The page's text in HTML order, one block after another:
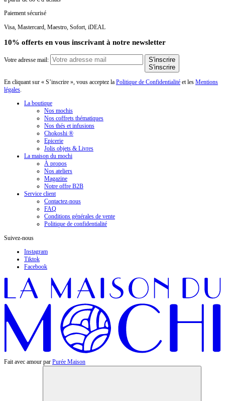
Paiement sécurisé
Visa, Mastercard, Maestro, Sofort, iDEAL
10% offerts en vous inscrivant à notre newsletter
Votre adresse mail:
S'inscrire
S'inscrire
En cliquant sur « S’inscrire », vous acceptez la Politique de Confidentialité et les Mentions
légales.
La boutique
Nos mochis
Nos coffrets thématiques
Nos thés et infusions
Chokoshi ®
Epicerie
Jolis objets & Livres
La maison du mochi
À propos
Nos ateliers
Magazine
Notre offre B2B
Service client
Contactez-nous
FAQ
Conditions générales de vente
Politique de confidentialité
Suivez-nous
Instagram
Tiktok
Facebook
Fait avec amour par Purée Maison